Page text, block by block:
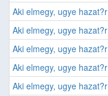
Aki elmegy, ugye hazat?r
Aki elmegy, ugye hazat?r
Aki elmegy, ugye hazat?r
Aki elmegy, ugye hazat?r
Aki elmegy, ugye hazat?r